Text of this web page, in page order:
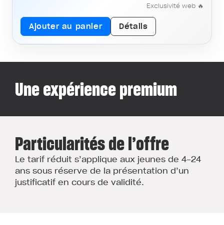
Exclusivité web 🔥
Ajouter au panier Détails
Une expérience premium
Particularités de l’offre
Le tarif réduit s’applique aux jeunes de 4-24
ans sous réserve de la présentation d’un
justificatif en cours de validité.